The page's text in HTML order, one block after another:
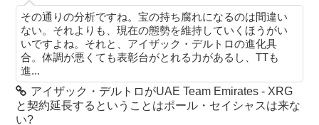
その通りの分析ですね。宝の持ち腐れになるのは間違い
ない。それよりも、現在の態勢を維持していくほうがい
いですよね。それと、アイザック・デルトロの進化具
合。体調が悪くても表彰台がとれる力があるし、TTも
進...
アイザック・デルトロがUAE Team Emirates - XRG
と契約延長するということはポール・セイシャスは来な
い?